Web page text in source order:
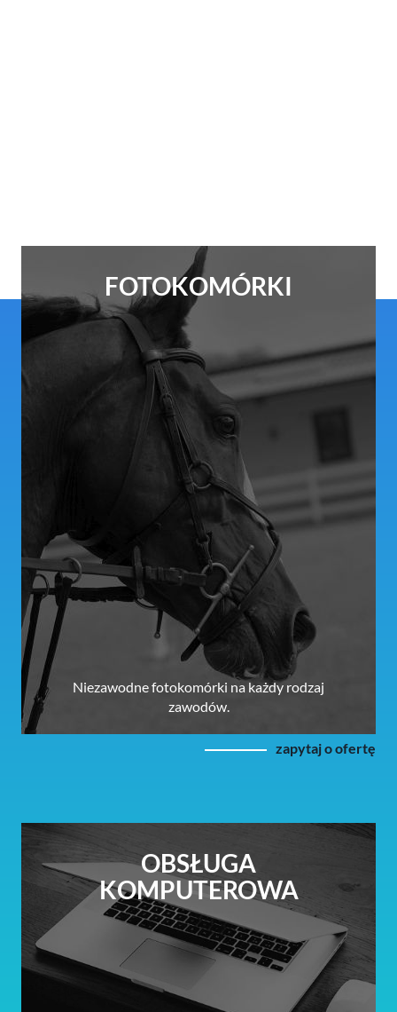
FOTOKOMÓRKI
Niezawodne fotokomórki na każdy rodzaj
zawodów.
zapytaj o ofertę
OBSŁUGA
KOMPUTEROWA